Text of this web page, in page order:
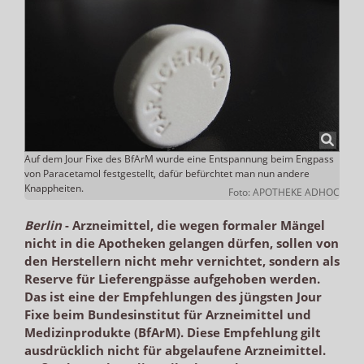
Auf dem Jour Fixe des BfArM wurde eine Entspannung beim Engpass
von Paracetamol festgestellt, dafür befürchtet man nun andere
Knappheiten.
Foto: APOTHEKE ADHOC
Berlin- Arzneimittel, die wegen formaler Mängel
nicht in die Apotheken gelangen dürfen, sollen von
den Herstellern nicht mehr vernichtet, sondern als
Reserve für Lieferengpässe aufgehoben werden.
Das ist eine der Empfehlungen des jüngsten Jour
Fixe beim Bundesinstitut für Arzneimittel und
Medizinprodukte (BfArM). Diese Empfehlung gilt
ausdrücklich nicht für abgelaufene Arzneimittel.